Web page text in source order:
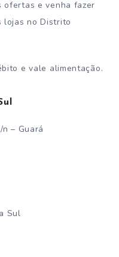
ofertas e venha fazer
lojas no Distrito
e vale alimentação.
– Guará
Sul